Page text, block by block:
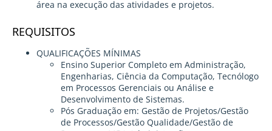
área na execução das atividades e projetos.
REQUISITOS
QUALIFICAÇÕES MÍNIMAS
Ensino Superior Completo em Administração,
Engenharias, Ciência da Computação, Tecnólogo
em Processos Gerenciais ou Análise e
Desenvolvimento de Sistemas.
Pós Graduação em: Gestão de Projetos/Gestão
de Processos/Gestão Qualidade/Gestão de